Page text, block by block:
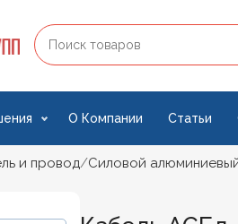
О Компании Статьи
и провод Силовой